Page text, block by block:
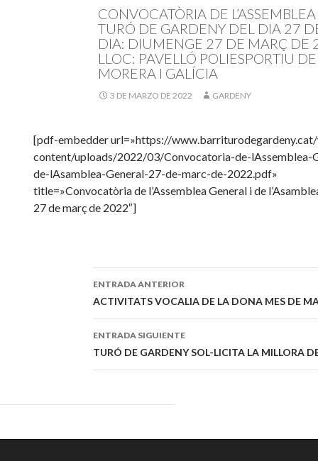
CONVOCATÒRIA DE
TURÓ DE GARDENY DEL DIA 27
DIA: DIUMENGE 27 DE MARÇ
LLOC: PAVELLÓ POLIESPORTIU
MORERA I GALÍCIA
3 DE MARZO DE 2022 GARDENY
[pdf-embedder url=»https://
content/uploads/2022/03/Convocatoria-de-lAssemblea-
de-lAsamblea-General-27-de-marc-de-2022.pdf»
title=»Convocatòria de l’Assemblea General i de
27 de març de 2022″]
Navegación
de
entradas
ENTRADA ANTERIOR
ACTIVITATS VOCALIA DE LA DONA MES DE
ENTRADA SIGUIENTE
TURÓ DE GARDENY SOL-LICITA LA MILLORA